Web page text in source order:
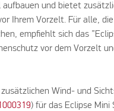
aufbauen und bietet
Ihrem Vorzelt. Für alle,
empfiehlt sich das
vor dem Vorzelt
Wind- und
) für das Eclipse Mini